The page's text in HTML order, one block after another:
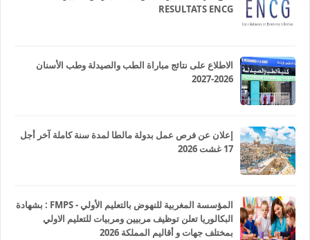
RESULTATS ENCG
الاطلاع على نتائج مباراة الطب والصيدلة وطب الأسنان
2026-2027
إعلان عن فرص عمل بدولة مالطا لمدة سنة كاملة آخر أجل
17 غشت 2026
المؤسسة المغربية للنهوض بالتعليم الأولي - FMPS : بشهادة
البكالوريا تعلن توظيف مربيين ومربيات للتعليم الاولي
بمختلف جهات و أقاليم المملكة 2026